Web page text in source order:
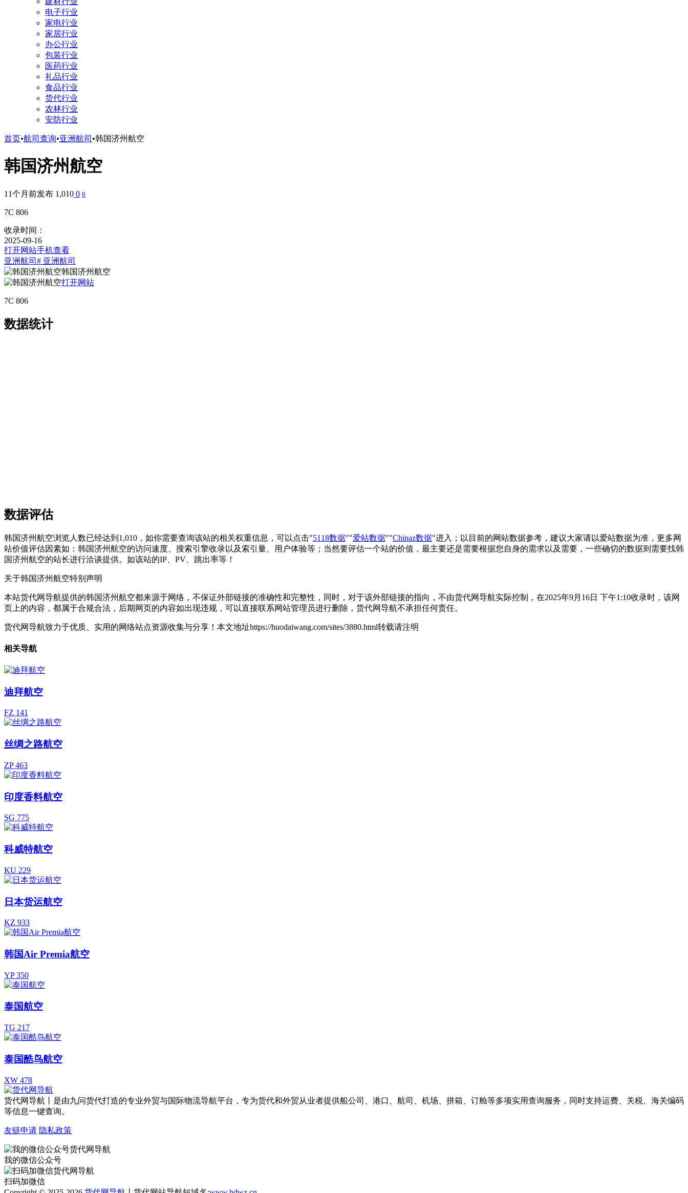
电子行业
家电行业
家居行业
办公行业
包装行业
医药行业
礼品行业
食品行业
货代行业
农林行业
安防行业
首页•航司查询•亚洲航司 •韩国济州航空
韩国济州航空
11个月前发布 1,010 0 0
7C 806
收录时间：
2025-09-16
打开网站手机查看
亚洲航司 # 亚洲航司
韩国济州航空
打开网站
7C 806
数据统计
数据评估
韩国济州航空浏览人数已经达到1,010，如你需要查询该站的相关权重信息，可以点击"5118数据""爱站数据""Chinaz数据"进入；以目前的网站数据参考，建议大家请以爱站数据为准，更多网
站价值评估因素如：韩国济州航空的访问速度、搜索引擎收录以及索引量、用户体验等；当然要评估一个站的价值，最主要还是需要根据您自身的需求以及需要，一些确切的数据则需要找韩
国济州航空的站长进行洽谈提供。如该站的IP、PV、跳出率等！
关于韩国济州航空特别声明
本站货代网导航提供的韩国济州航空都来源于网络，不保证外部链接的准确性和完整性，同时，对于该外部链接的指向，不由货代网导航实际控制，在2025年9月16日 下午1:10收录时，该网
页上的内容，都属于合规合法，后期网页的内容如出现违规，可以直接联系网站管理员进行删除，货代网导航不承担任何责任。
货代网导航致力于优质、实用的网络站点资源收集与分享！ 本文地址https://huodaiwang.com/sites/3880.html转载请注明
相关导航
迪拜航空
FZ 141
丝绸之路航空
ZP 463
印度香料航空
SG 775
科威特航空
KU 229
日本货运航空
KZ 933
韩国Air Premia航空
YP 350
泰国航空
TG 217
泰国酷鸟航空
XW 478
货代网导航丨是由九问货代打造的专业外贸与国际物流导航平台，专为货代和外贸从业者提供船公司、港口、航司、机场、拼箱、订舱等多项实用查询服务，同时支持运费、关税、海关编码
等信息一键查询。
友链申请 隐私政策
我的微信公众号
扫码加微信